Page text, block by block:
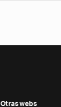
Otras webs